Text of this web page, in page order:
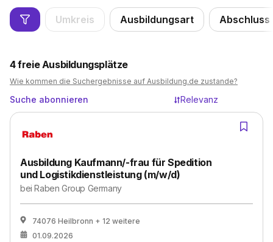
Umkreis Ausbildungsart Abschluss
4freie Ausbildungsplätze
Wie kommen die Suchergebnisse auf Ausbildung.de zustande?
Suche abonnieren Relevanz
Ausbildung Kaufmann/-frau für Spedition
und Logistikdienstleistung (m/w/d)
beiRaben Group Germany
74076 Heilbronn + 12 weitere
01.09.2026